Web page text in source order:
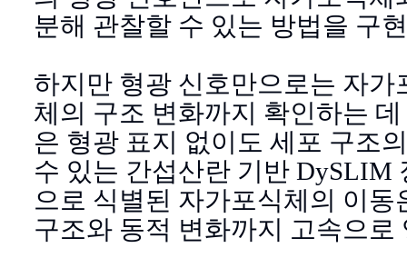
분해 관찰할 수 있는 방법을 구
하지만 형광 신호만으로는 자
체의 구조 변화까지 확인하는
은 형광 표지 없이도 세포 구조
수 있는 간섭산란 기반 DySLIM
으로 식별된 자가포식체의 이
구조와 동적 변화까지 고속으